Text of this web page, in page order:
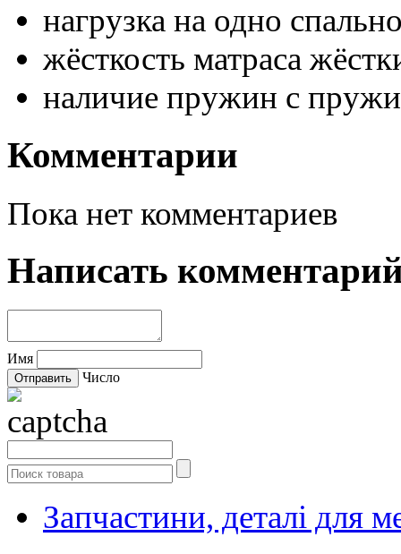
нагрузка на одно
жёсткость матраса
наличие пружин с
Комментарии
Пока нет комментариев
Написать
Имя
Число
Запчастини, деталі для